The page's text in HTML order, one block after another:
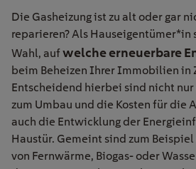
Die Gasheizung ist zu alt oder gar
reparieren? Als Hauseigentümer*in
Wahl, aufwelche erneuerbare
beim Beheizen Ihrer Immobilien in
Entscheidend hierbei sind nicht
zum Umbau und die Kosten für die
auch die Entwicklung der
Haustür. Gemeint sind zum
von Fernwärme, Biogas- oder